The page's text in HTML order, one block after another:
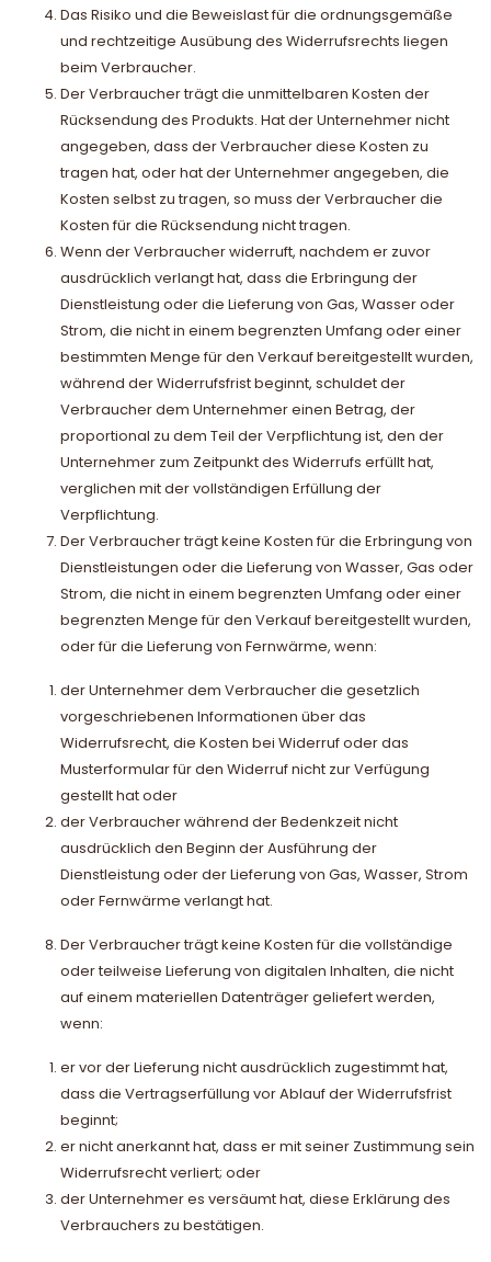
Das Risiko und die Beweislast für die ordnungsgemäße
und rechtzeitige Ausübung des Widerrufsrechts liegen
beim Verbraucher.
Der Verbraucher trägt die unmittelbaren Kosten der
Rücksendung des Produkts. Hat der Unternehmer nicht
angegeben, dass der Verbraucher diese Kosten zu
tragen hat, oder hat der Unternehmer angegeben, die
Kosten selbst zu tragen, so muss der Verbraucher die
Kosten für die Rücksendung nicht tragen.
Wenn der Verbraucher widerruft, nachdem er zuvor
ausdrücklich verlangt hat, dass die Erbringung der
Dienstleistung oder die Lieferung von Gas, Wasser oder
Strom, die nicht in einem begrenzten Umfang oder einer
bestimmten Menge für den Verkauf bereitgestellt wurden,
während der Widerrufsfrist beginnt, schuldet der
Verbraucher dem Unternehmer einen Betrag, der
proportional zu dem Teil der Verpflichtung ist, den der
Unternehmer zum Zeitpunkt des Widerrufs erfüllt hat,
verglichen mit der vollständigen Erfüllung der
Verpflichtung.
Der Verbraucher trägt keine Kosten für die Erbringung von
Dienstleistungen oder die Lieferung von Wasser, Gas oder
Strom, die nicht in einem begrenzten Umfang oder einer
begrenzten Menge für den Verkauf bereitgestellt wurden,
oder für die Lieferung von Fernwärme, wenn:
der Unternehmer dem Verbraucher die gesetzlich
vorgeschriebenen Informationen über das
Widerrufsrecht, die Kosten bei Widerruf oder das
Musterformular für den Widerruf nicht zur Verfügung
gestellt hat oder
der Verbraucher während der Bedenkzeit nicht
ausdrücklich den Beginn der Ausführung der
Dienstleistung oder der Lieferung von Gas, Wasser, Strom
oder Fernwärme verlangt hat.
Der Verbraucher trägt keine Kosten für die vollständige
oder teilweise Lieferung von digitalen Inhalten, die nicht
auf einem materiellen Datenträger geliefert werden,
wenn:
er vor der Lieferung nicht ausdrücklich zugestimmt hat,
dass die Vertragserfüllung vor Ablauf der Widerrufsfrist
beginnt;
er nicht anerkannt hat, dass er mit seiner Zustimmung sein
Widerrufsrecht verliert; oder
der Unternehmer es versäumt hat, diese Erklärung des
Verbrauchers zu bestätigen.